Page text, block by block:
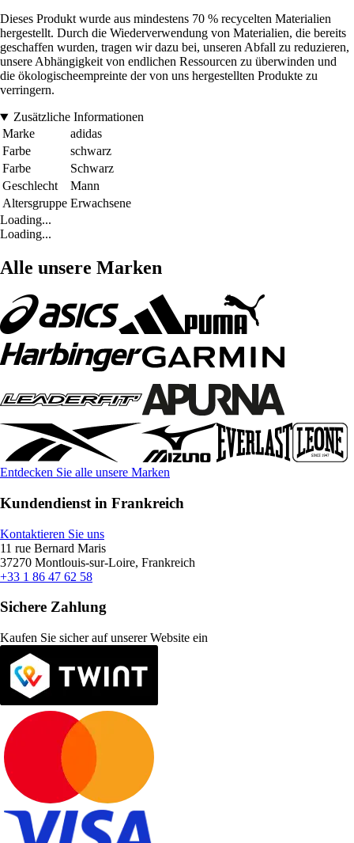
Dieses Produkt wurde aus mindestens 70 % recycelten Materialien
hergestellt. Durch die Wiederverwendung von Materialien, die bereits
geschaffen wurden, tragen wir dazu bei, unseren Abfall zu reduzieren,
unsere Abhängigkeit von endlichen Ressourcen zu überwinden und
die ökologischeempreinte der von uns hergestellten Produkte zu
verringern.
Zusätzliche Informationen
Marke
adidas
Farbe
schwarz
Farbe
Schwarz
Geschlecht
Mann
Altersgruppe Erwachsene
Loading...
Loading...
Alle unsere Marken
Entdecken Sie alle unsere Marken
Kundendienst in Frankreich
Kontaktieren Sie uns
11 rue Bernard Maris
37270 Montlouis-sur-Loire, Frankreich
+33 1 86 47 62 58
Sichere Zahlung
Kaufen Sie sicher auf unserer Website ein